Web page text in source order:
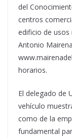
del
centros
edificio de usos
Antonio
horarios.
El delegado de
vehículo
como de la
fundamental